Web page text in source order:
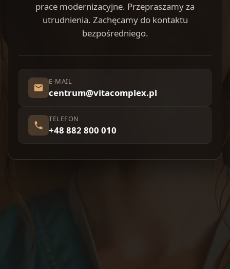
prace modernizacyjne. Przepraszamy za
utrudnienia. Zachęcamy do kontaktu
bezpośredniego.
E-MAIL
centrum@vitacomplex.pl
TELEFON
+48 882 800 010